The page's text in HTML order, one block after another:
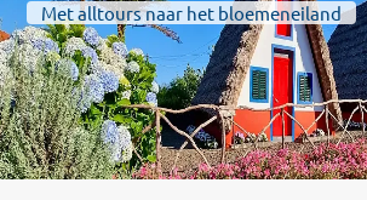
Met alltours naar het bloemeneiland